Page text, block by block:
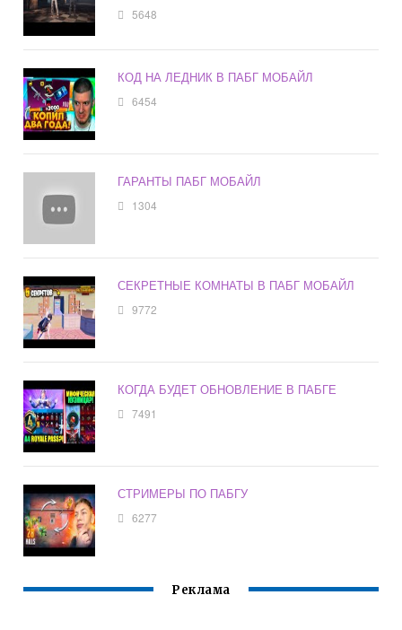
5648
КОД НА ЛЕДНИК В ПАБГ МОБАЙЛ
6454
ГАРАНТЫ ПАБГ МОБАЙЛ
1304
СЕКРЕТНЫЕ КОМНАТЫ В ПАБГ МОБАЙЛ
9772
КОГДА БУДЕТ ОБНОВЛЕНИЕ В ПАБГЕ
7491
СТРИМЕРЫ ПО ПАБГУ
6277
Реклама